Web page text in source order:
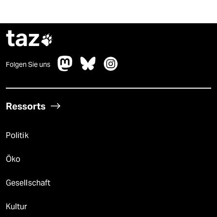
taz
Folgen Sie uns
Ressorts
Politik
Öko
Gesellschaft
Kultur